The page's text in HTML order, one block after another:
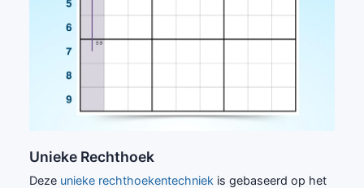
Unieke Rechthoek
Deze unieke rechthoekentechniek is gebaseerd op het